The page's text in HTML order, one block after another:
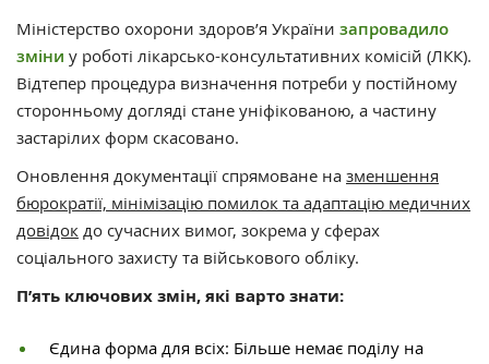
Міністерство охорони здоров’я України запровадило
зміни у роботі лікарсько-консультативних комісій (ЛКК).
Відтепер процедура визначення потреби у постійному
сторонньому догляді стане уніфікованою, а частину
застарілих форм скасовано.
Оновлення документації спрямоване на зменшення
бюрократії, мінімізацію помилок та адаптацію медичних
довідок до сучасних вимог, зокрема у сферах
соціального захисту та військового обліку.
П’ять ключових змін, які варто знати:
Єдина форма для всіх: Більше немає поділу на